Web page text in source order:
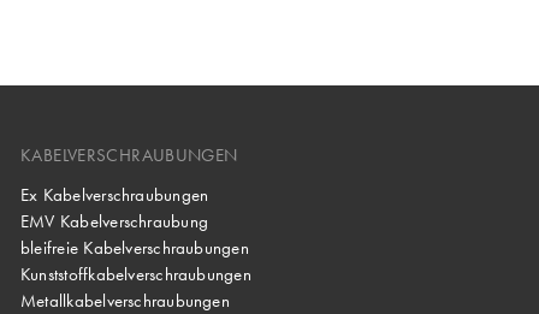
KABELVERSCHRAUBUNGEN
Ex Kabelverschraubungen
EMV Kabelverschraubung
bleifreie Kabelverschraubungen
Kunststoffkabelverschraubungen
Metallkabelverschraubungen